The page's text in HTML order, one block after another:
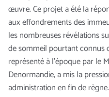
œuvre. Ce projet a été la
aux effondrements des
les nombreuses révélations
de sommeil pourtant connus
représenté à l’époque par le
Denormandie, a mis la
administration en fin de règne.